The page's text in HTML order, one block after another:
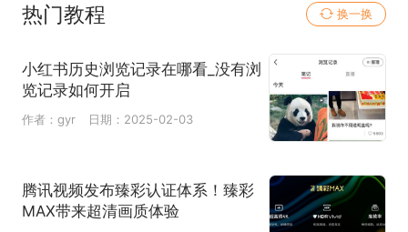
热门教程 换一换
小红书历史浏览记录在哪看_没有浏
览记录如何开启
作者：gyr 日期：2025-02-03
腾讯视频发布臻彩认证体系！臻彩
MAX带来超清画质体验